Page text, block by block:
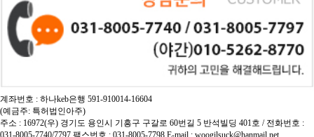
계좌번호 : 하나keb은행 591-910014-16604
(예금주: 특허법인아주)
주소 : 16972(우) 경기도 용인시 기흥구 구갈로 60번길 5 반석빌딩 401호 / 전화번호 :
031-8005-7740/7797 팩스번호 : 031-8005-7798 E-mail : woogilsuck@hanmail.net